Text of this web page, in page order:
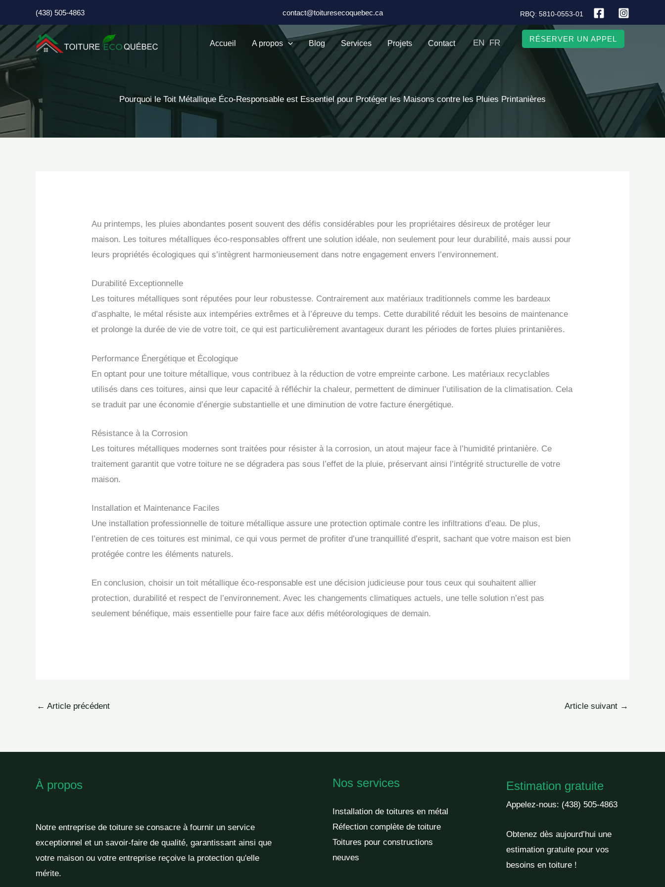
au
contenu
(438) 505-4863 contact@toituresecoquebec.ca RBQ: 5810-0553-01
Accueil A propos Blog Services Projets Contact EN FR RÉSERVER UN APPEL
Pourquoi le Toit Métallique Éco-Responsable est Essentiel pour Protéger les Maisons contre les Pluies Printanières
Au printemps, les pluies abondantes posent souvent des défis considérables pour les propriétaires désireux de protéger leur
maison. Les toitures métalliques éco-responsables offrent une solution idéale, non seulement pour leur durabilité, mais aussi pour
leurs propriétés écologiques qui s’intègrent harmonieusement dans notre engagement envers l’environnement.
Durabilité Exceptionnelle
Les toitures métalliques sont réputées pour leur robustesse. Contrairement aux matériaux traditionnels comme les bardeaux
d’asphalte, le métal résiste aux intempéries extrêmes et à l’épreuve du temps. Cette durabilité réduit les besoins de maintenance
et prolonge la durée de vie de votre toit, ce qui est particulièrement avantageux durant les périodes de fortes pluies printanières.
Performance Énergétique et Écologique
En optant pour une toiture métallique, vous contribuez à la réduction de votre empreinte carbone. Les matériaux recyclables
utilisés dans ces toitures, ainsi que leur capacité à réfléchir la chaleur, permettent de diminuer l’utilisation de la climatisation. Cela
se traduit par une économie d’énergie substantielle et une diminution de votre facture énergétique.
Résistance à la Corrosion
Les toitures métalliques modernes sont traitées pour résister à la corrosion, un atout majeur face à l’humidité printanière. Ce
traitement garantit que votre toiture ne se dégradera pas sous l’effet de la pluie, préservant ainsi l’intégrité structurelle de votre
maison.
Installation et Maintenance Faciles
Une installation professionnelle de toiture métallique assure une protection optimale contre les infiltrations d’eau. De plus,
l’entretien de ces toitures est minimal, ce qui vous permet de profiter d’une tranquillité d’esprit, sachant que votre maison est bien
protégée contre les éléments naturels.
En conclusion, choisir un toit métallique éco-responsable est une décision judicieuse pour tous ceux qui souhaitent allier
protection, durabilité et respect de l’environnement. Avec les changements climatiques actuels, une telle solution n’est pas
seulement bénéfique, mais essentielle pour faire face aux défis météorologiques de demain.
← Article précédent Article suivant →
À propos
Notre entreprise de toiture se consacre à fournir un service
exceptionnel et un savoir-faire de qualité, garantissant ainsi que
votre maison ou votre entreprise reçoive la protection qu'elle
mérite.
Nos services
Installation de toitures en métal
Réfection complète de toiture
Toitures pour constructions
neuves
Estimation gratuite
Appelez-nous: (438) 505-4863
Obtenez dès aujourd’hui une
estimation gratuite pour vos
besoins en toiture !